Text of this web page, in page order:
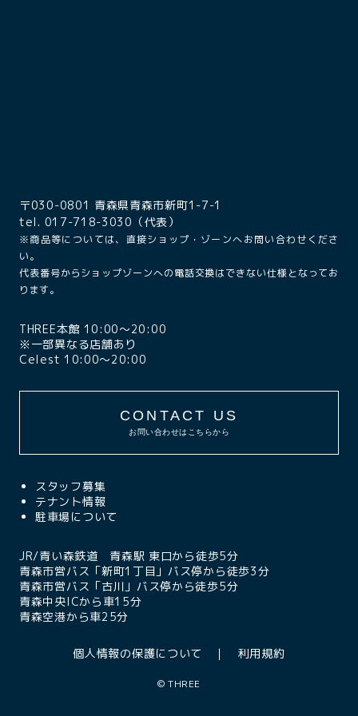
〒030-0801 青森県青森市新町1-7-1
tel. 017-718-3030（代表）
※商品等については、直接ショップ・ゾーンへお問い合わせくださ
い。
代表番号からショップゾーンへの電話交換はできない仕様となってお
ります。
THREE本館 10:00〜20:00
※一部異なる店舗あり
Celest 10:00〜20:00
CONTACT US
お問い合わせはこちらから
スタッフ募集
テナント情報
駐車場について
JR/青い森鉄道 青森駅 東口から徒歩5分
青森市営バス「新町1丁目」バス停から徒歩3分
青森市営バス「古川」バス停から徒歩5分
青森中央ICから車15分
青森空港から車25分
個人情報の保護について 利用規約
©THREE